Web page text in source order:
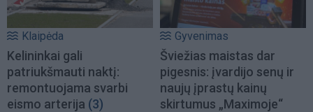
Klaipėda
Kelininkai gali
patriukšmauti naktį:
remontuojama svarbi
eismo arterija (3)
Gyvenimas
Šviežias maistas dar
pigesnis: įvardijo senų ir
naujų įprastų kainų
skirtumus „Maximoje“